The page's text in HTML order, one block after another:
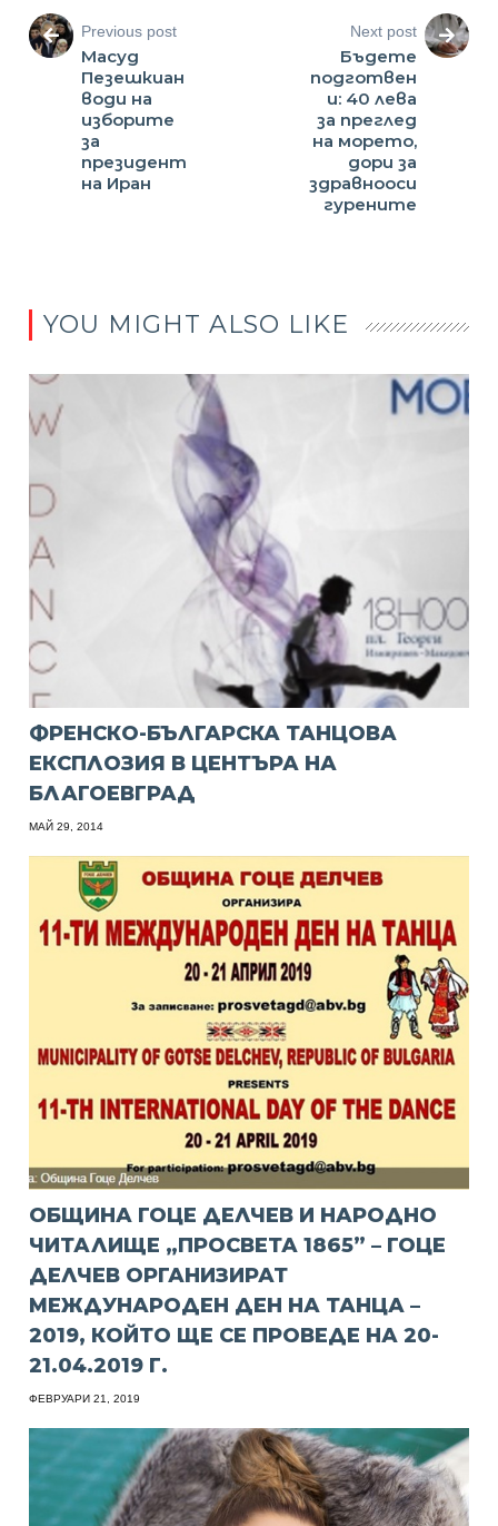
Previous post
Масуд
Пезешкиан
води на
изборите
за
президент
на Иран
Next post
Бъдете
подготвен
и: 40 лева
за преглед
на морето,
дори за
здравнооси
гурените
YOU MIGHT ALSO LIKE
ФРЕНСКО-БЪЛГАРСКА ТАНЦОВА
ЕКСПЛОЗИЯ В ЦЕНТЪРА НА
БЛАГОЕВГРАД
МАЙ 29, 2014
ОБЩИНА ГОЦЕ ДЕЛЧЕВ И НАРОДНО
ЧИТАЛИЩЕ „ПРОСВЕТА 1865” – ГОЦЕ
ДЕЛЧЕВ ОРГАНИЗИРАТ
МЕЖДУНАРОДЕН ДЕН НА ТАНЦА –
2019, КОЙТО ЩЕ СЕ ПРОВЕДЕ НА 20-
21.04.2019 Г.
ФЕВРУАРИ 21, 2019